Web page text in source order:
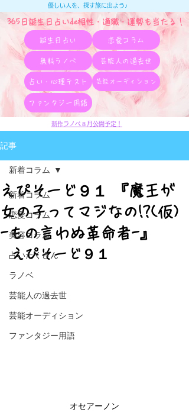
365日誕生日占いde相性・適職・​運勢も当たる！
優しい人を、探す旅に出よう♪
誕生日占い 恋愛コラム
無料ラノベ 芸能人の過去世
占い・心理テスト 芸能オーディション
ファンタジー用語
新作ラノベ８月公開予定！
記事
新着コラム
恋愛コラム
美容コラム
占いたくさん
ラノベ
芸能人の過去世
芸能オーディション
ファンタジー用語
新着コラム
えぴそーど９１ 『魔王が
女の子ってマジなの!?(仮)
-もの言わぬ革命者-』
えぴそーど９１
オセアーノン